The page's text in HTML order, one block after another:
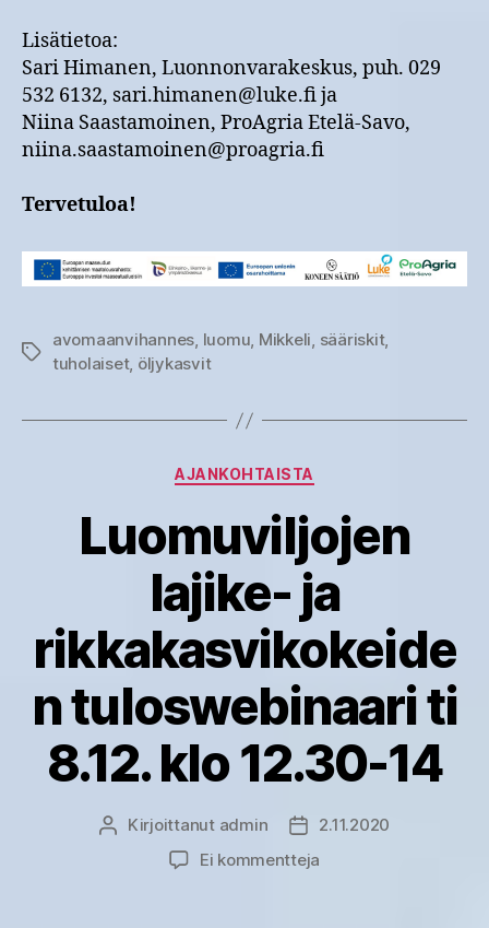
Lisätietoa:
Sari Himanen, Luonnonvarakeskus, puh. 029
532 6132, sari.himanen@luke.fi ja
Niina Saastamoinen, ProAgria Etelä-Savo,
niina.saastamoinen@proagria.fi
Tervetuloa!
Avainsanat
avomaanvihannes, luomu, Mikkeli, sääriskit,
tuholaiset, öljykasvit
Kategoriat
AJANKOHTAISTA
Luomuviljojen
lajike- ja
rikkakasvikokeide
n tuloswebinaari ti
8.12. klo 12.30-14
Kirjoittaja
Kirjoittanut admin Julkaisupäivämäärä
2.11.2020
Ei kommentteja